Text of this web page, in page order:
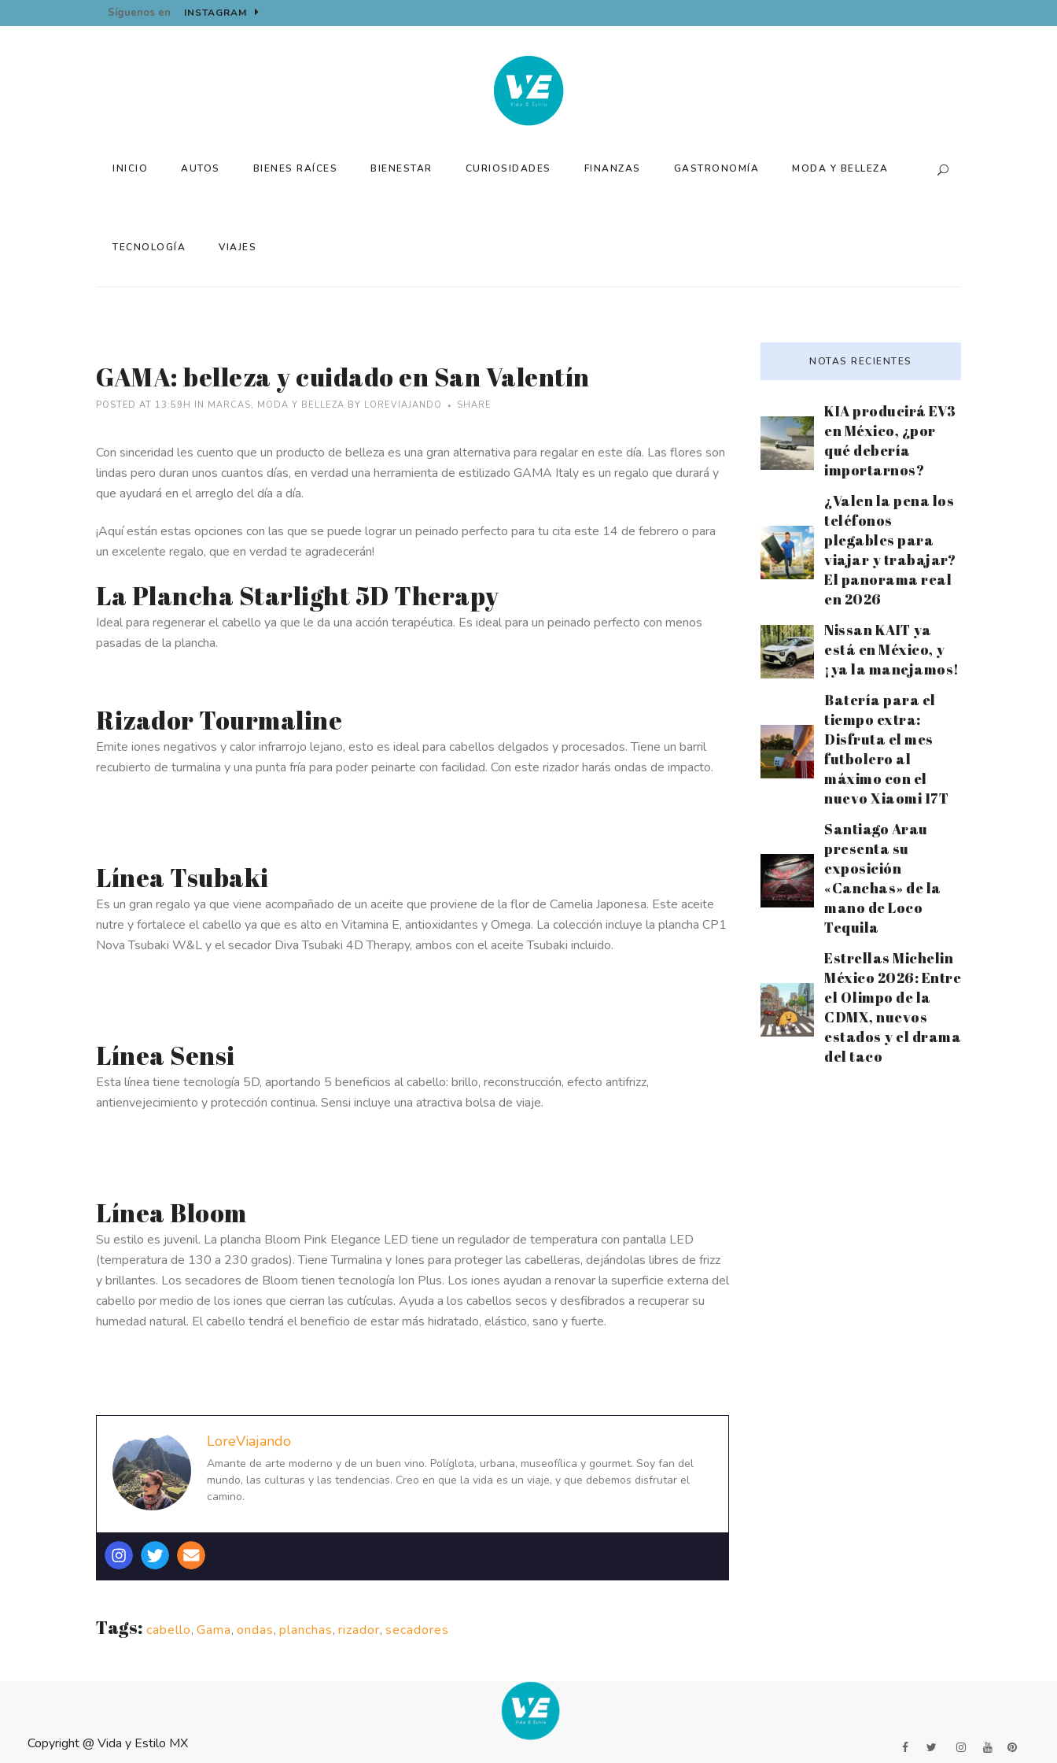
Síguenos en INSTAGRAM
INICIO AUTOS BIENES RAÍCES BIENESTAR CURIOSIDADES FINANZAS GASTRONOMÍA MODA Y BELLEZA
TECNOLOGÍA VIAJES
GAMA: belleza y cuidado en San Valentín
POSTED AT 13:59H IN MARCAS, MODA Y BELLEZA BY LOREVIAJANDO SHARE
Con sinceridad les cuento que un producto de belleza es una gran alternativa para regalar en este día. Las flores son
lindas pero duran unos cuantos días, en verdad una herramienta de estilizado GAMA Italy es un regalo que durará y
que ayudará en el arreglo del día a día.
¡Aquí están estas opciones con las que se puede lograr un peinado perfecto para tu cita este 14 de febrero o para
un excelente regalo, que en verdad te agradecerán!
La Plancha Starlight 5D Therapy
Ideal para regenerar el cabello ya que le da una acción terapéutica. Es ideal para un peinado perfecto con menos
pasadas de la plancha.
Rizador Tourmaline
Emite iones negativos y calor infrarrojo lejano, esto es ideal para cabellos delgados y procesados. Tiene un barril
recubierto de turmalina y una punta fría para poder peinarte con facilidad. Con este rizador harás ondas de impacto.
Línea Tsubaki
Es un gran regalo ya que viene acompañado de un aceite que proviene de la flor de Camelia Japonesa. Este aceite
nutre y fortalece el cabello ya que es alto en Vitamina E, antioxidantes y Omega. La colección incluye la plancha CP1
Nova Tsubaki W&L y el secador Diva Tsubaki 4D Therapy, ambos con el aceite Tsubaki incluido.
Línea Sensi
Esta línea tiene tecnología 5D, aportando 5 beneficios al cabello: brillo, reconstrucción, efecto antifrizz,
antienvejecimiento y protección continua. Sensi incluye una atractiva bolsa de viaje.
Línea Bloom
Su estilo es juvenil. La plancha Bloom Pink Elegance LED tiene un regulador de temperatura con pantalla LED
(temperatura de 130 a 230 grados). Tiene Turmalina y Iones para proteger las cabelleras, dejándolas libres de frizz
y brillantes. Los secadores de Bloom tienen tecnología Ion Plus. Los iones ayudan a renovar la superficie externa del
cabello por medio de los iones que cierran las cutículas. Ayuda a los cabellos secos y desfibrados a recuperar su
humedad natural. El cabello tendrá el beneficio de estar más hidratado, elástico, sano y fuerte.
LoreViajando
Amante de arte moderno y de un buen vino. Políglota, urbana, museofílica y gourmet. Soy fan del
mundo, las culturas y las tendencias. Creo en que la vida es un viaje, y que debemos disfrutar el
camino.
Tags: cabello, Gama, ondas, planchas, rizador, secadores
NOTAS RECIENTES
KIA producirá EV3
en México, ¿por
qué debería
importarnos?
¿Valen la pena los
teléfonos
plegables para
viajar y trabajar?
El panorama real
en 2026
Nissan KAIT ya
está en México, y
¡ya la manejamos!
Batería para el
tiempo extra:
Disfruta el mes
futbolero al
máximo con el
nuevo Xiaomi 17T
Santiago Arau
presenta su
exposición
«Canchas» de la
mano de Loco
Tequila
Estrellas Michelin
México 2026: Entre
el Olimpo de la
CDMX, nuevos
estados y el drama
del taco
Copyright @ Vida y Estilo MX